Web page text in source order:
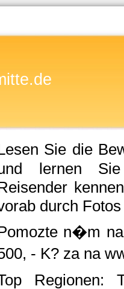
Sie die
lernen
durch
n�m
- K? za na